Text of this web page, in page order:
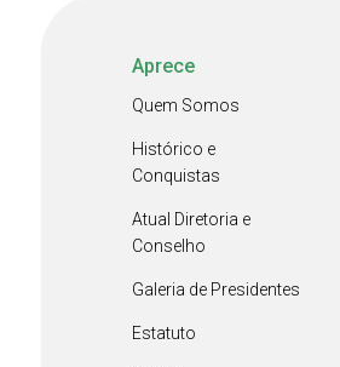
Aprece
Quem Somos
Histórico e
Conquistas
Atual Diretoria e
Conselho
Galeria de Presidentes
Estatuto